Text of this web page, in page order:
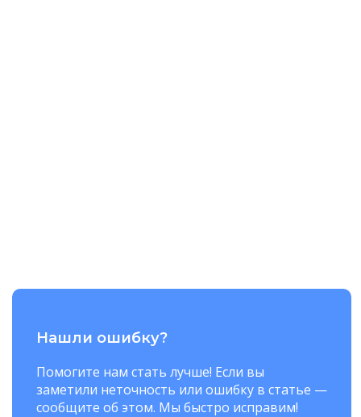
Нашли ошибку?
Помогите нам стать лучше! Если вы
заметили неточность или ошибку в статье —
сообщите об этом. Мы быстро исправим!